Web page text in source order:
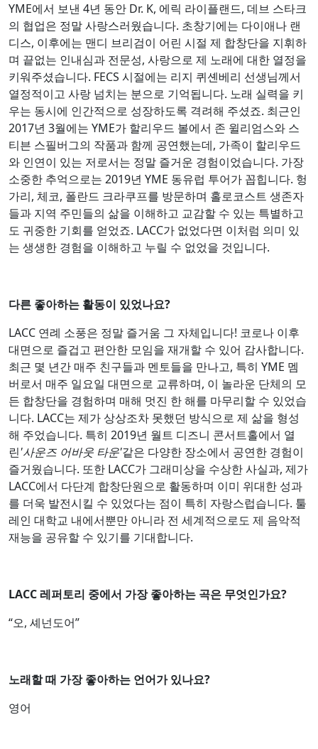
YME에서 보낸 4년 동안 Dr. K, 에릭 라이플랜드, 데브 스타크
의 협업은 정말 사랑스러웠습니다. 초창기에는 다이애나 랜
디스, 이후에는 맨디 브리검이 어린 시절 제 합창단을 지휘하
며 끝없는 인내심과 전문성, 사랑으로 제 노래에 대한 열정을
키워주셨습니다. FECS 시절에는 리지 퀴셴베리 선생님께서
열정적이고 사랑 넘치는 분으로 기억됩니다. 노래 실력을 키
우는 동시에 인간적으로 성장하도록 격려해 주셨죠. 최근인
2017년 3월에는 YME가 할리우드 볼에서 존 윌리엄스와 스
티븐 스필버그의 작품과 함께 공연했는데, 가족이 할리우드
와 인연이 있는 저로서는 정말 즐거운 경험이었습니다. 가장
소중한 추억으로는 2019년 YME 동유럽 투어가 꼽힙니다. 헝
가리, 체코, 폴란드 크라쿠프를 방문하며 홀로코스트 생존자
들과 지역 주민들의 삶을 이해하고 교감할 수 있는 특별하고
도 귀중한 기회를 얻었죠. LACC가 없었다면 이처럼 의미 있
는 생생한 경험을 이해하고 누릴 수 없었을 것입니다.
다른 좋아하는 활동이 있었나요?
LACC 연례 소풍은 정말 즐거움 그 자체입니다! 코로나 이후
대면으로 즐겁고 편안한 모임을 재개할 수 있어 감사합니다.
최근 몇 년간 매주 친구들과 멘토들을 만나고, 특히 YME 멤
버로서 매주 일요일 대면으로 교류하며, 이 놀라운 단체의 모
든 합창단을 경험하며 매해 멋진 한 해를 마무리할 수 있었습
니다. LACC는 제가 상상조차 못했던 방식으로 제 삶을 형성
해 주었습니다. 특히 2019년 월트 디즈니 콘서트홀에서 열
린'사운즈 어바웃 타운'같은 다양한 장소에서 공연한 경험이
즐거웠습니다. 또한 LACC가 그래미상을 수상한 사실과, 제가
LACC에서 다단계 합창단원으로 활동하며 이미 위대한 성과
를 더욱 발전시킬 수 있었다는 점이 특히 자랑스럽습니다. 툴
레인 대학교 내에서뿐만 아니라 전 세계적으로도 제 음악적
재능을 공유할 수 있기를 기대합니다.
LACC 레퍼토리 중에서 가장 좋아하는 곡은 무엇인가요?
“오, 셰넌도어”
노래할 때 가장 좋아하는 언어가 있나요?
영어